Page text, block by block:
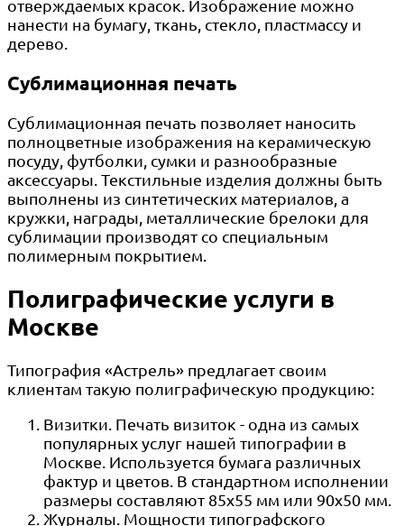
отверждаемых красок. Изображение можно
нанести на бумагу, ткань, стекло, пластмассу и
дерево.
Сублимационная печать
Сублимационная печать позволяет наносить
полноцветные изображения на керамическую
посуду, футболки, сумки и разнообразные
аксессуары. Текстильные изделия должны быть
выполнены из синтетических материалов, а
кружки, награды, металлические брелоки для
сублимации производят со специальным
полимерным покрытием.
Полиграфические услуги в
Москве
Типография «Астрель» предлагает своим
клиентам такую полиграфическую продукцию:
Визитки. Печать визиток - одна из самых
популярных услуг нашей типографии в
Москве. Используется бумага различных
фактур и цветов. В стандартном исполнении
размеры составляют 85х55 мм или 90х50 мм.
Журналы. Мощности типографского